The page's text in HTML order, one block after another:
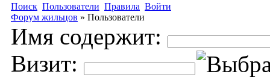
Поиск Пользователи Правила Войти
Форум жильцов » Пользователи
Имя содержит:
Визит: